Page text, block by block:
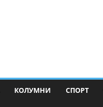
КОЛУМНИ СПОРТ